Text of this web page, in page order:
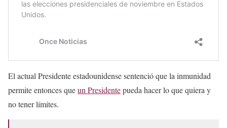
El actual Presidente estadounidense sentenció que la inmunidad
permite entonces queun Presidentepueda hacer lo que quiera y
no tener límites.